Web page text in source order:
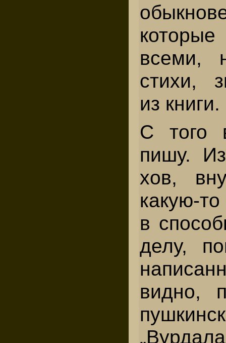
всеми,
стихи,
из книги.
С того
пишу.
хов,
какую-
в
делу,
видно,